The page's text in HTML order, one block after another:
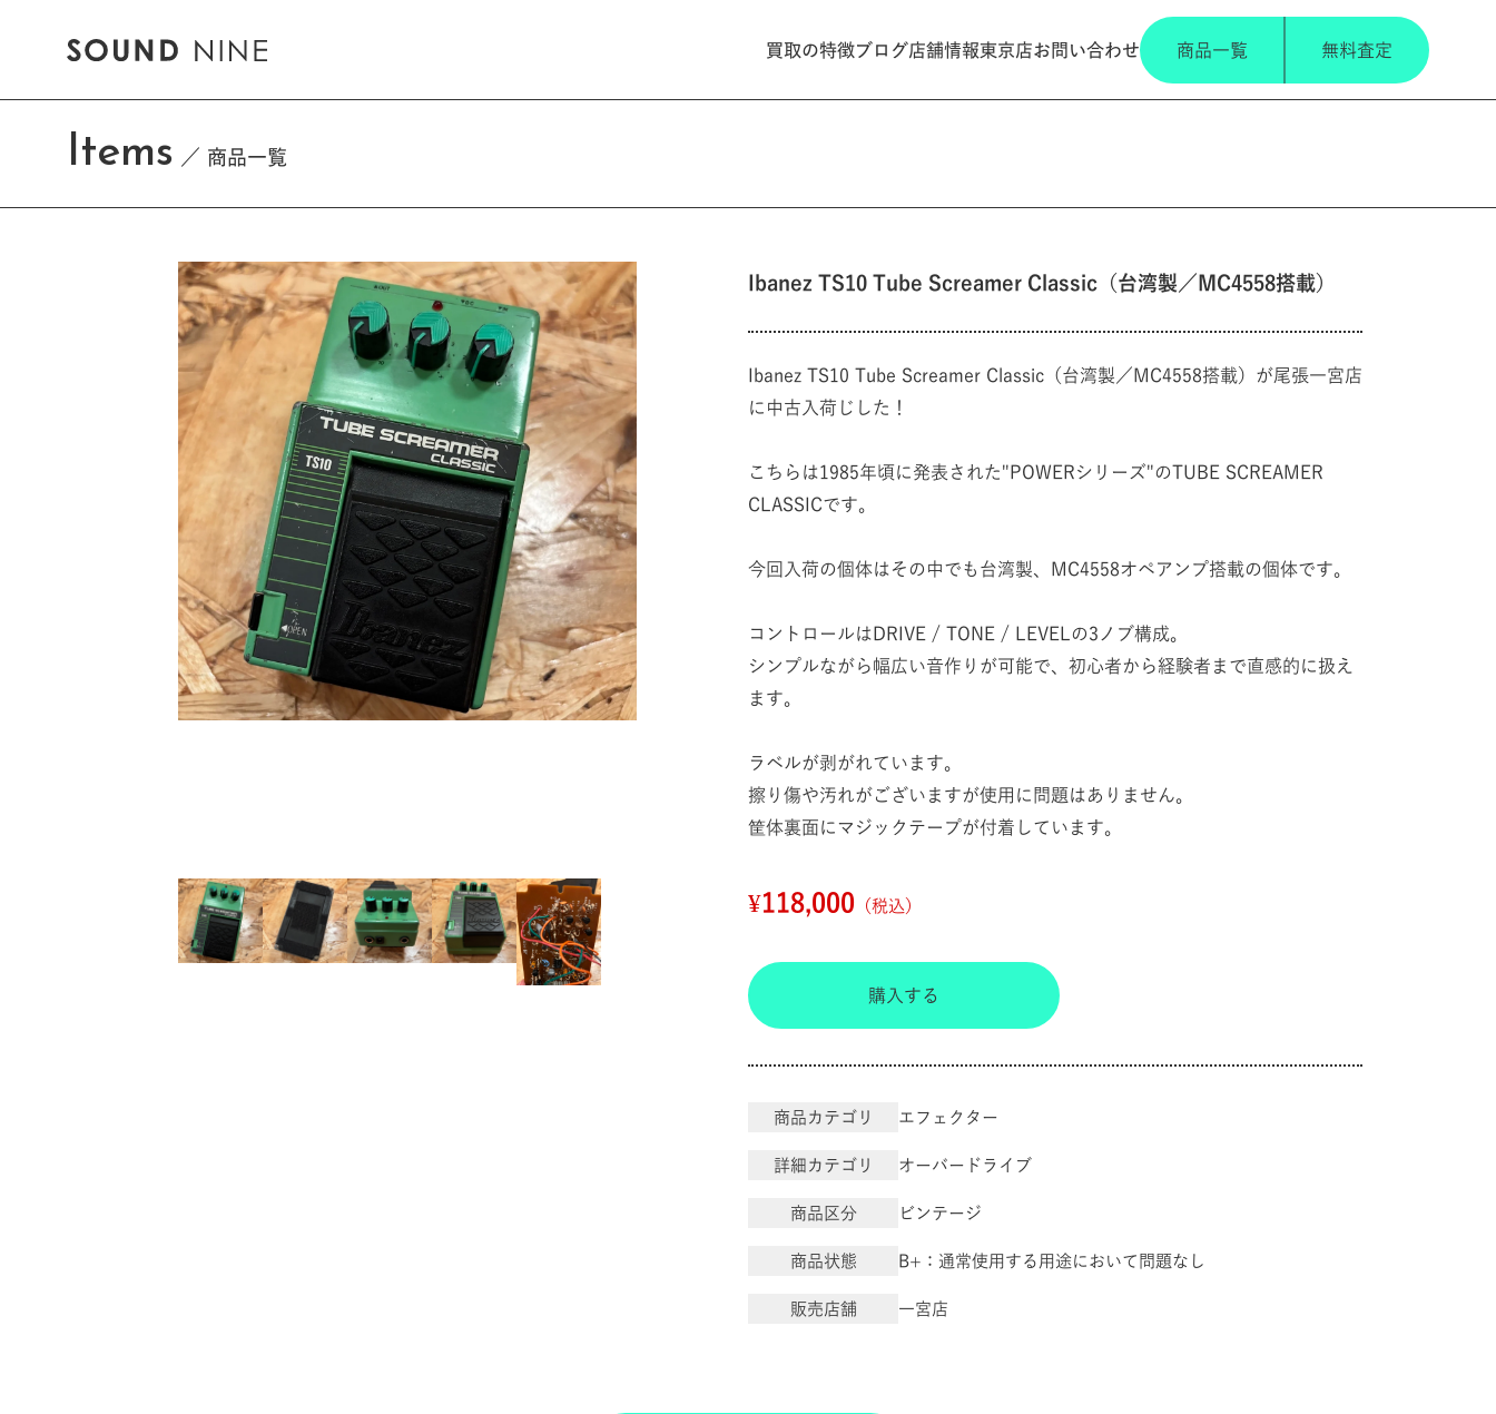
買取の特徴ブログ店舗情報東京店お問い合わせ 商品一覧 無料査定
Items 商品一覧
Ibanez TS10 Tube Screamer Classic（台湾製／MC4558搭載）
Ibanez TS10 Tube Screamer Classic（台湾製／MC4558搭載）が尾張一宮店
に中古入荷じした！
こちらは1985年頃に発表された"POWERシリーズ"のTUBE SCREAMER
CLASSICです。
今回入荷の個体はその中でも台湾製、MC4558オペアンプ搭載の個体です。
コントロールはDRIVE / TONE / LEVELの3ノブ構成。
シンプルながら幅広い音作りが可能で、初心者から経験者まで直感的に扱え
ます。
ラベルが剥がれています。
擦り傷や汚れがございますが使用に問題はありません。
筐体裏面にマジックテープが付着しています。
¥118,000 （税込）
購入する
商品カテゴリ エフェクター
詳細カテゴリ オーバードライブ
商品区分 ビンテージ
商品状態 B+：通常使用する用途において問題なし
販売店舗 一宮店